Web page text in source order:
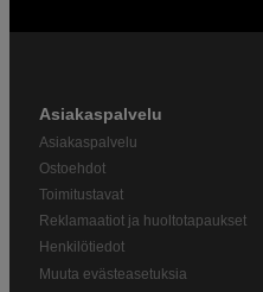
Asiakaspalvelu
Asiakaspalvelu
Ostoehdot
Toimitustavat
Reklamaatiot ja huoltotapaukset
Henkilötiedot
Muuta evästeasetuksia